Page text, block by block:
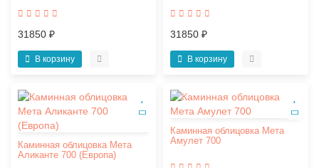
31850 ₽
В корзину
31850 ₽
В корзину
Каминная облицовка Мета
Аликанте 700 (Европа)
Каминная облицовка Мета
Амулет 700